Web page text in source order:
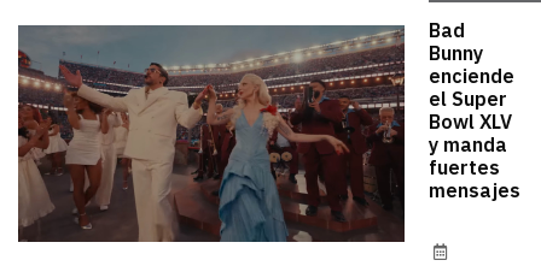
Bad
Bunny
enciende
el Super
Bowl XLV
y manda
fuertes
mensajes